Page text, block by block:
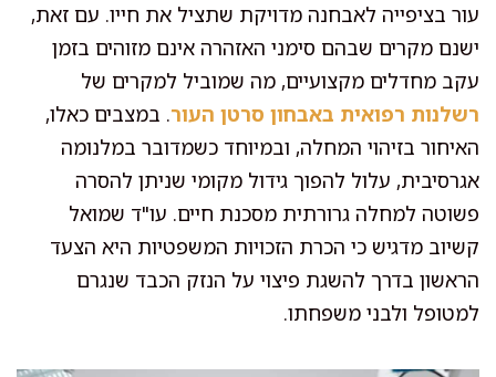
עור בציפייה לאבחנה מדויקת שתציל את חייו. עם זאת,
ישנם מקרים שבהם סימני האזהרה אינם מזוהים בזמן
עקב מחדלים מקצועיים, מה שמוביל למקרים של
רשלנות רפואית באבחון סרטן העור. במצבים כאלו,
האיחור בזיהוי המחלה, ובמיוחד כשמדובר במלנומה
אגרסיבית, עלול להפוך גידול מקומי שניתן להסרה
פשוטה למחלה גרורתית מסכנת חיים. עו"ד שמואל
קשיוב מדגיש כי הכרת הזכויות המשפטיות היא הצעד
הראשון בדרך להשגת פיצוי על הנזק הכבד שנגרם
למטופל ולבני משפחתו.